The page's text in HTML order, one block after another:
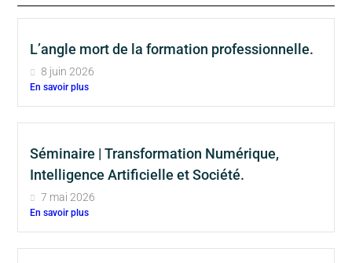
L’angle mort de la formation professionnelle.
8 juin 2026
En savoir plus
Séminaire | Transformation Numérique,
Intelligence Artificielle et Société.
7 mai 2026
En savoir plus